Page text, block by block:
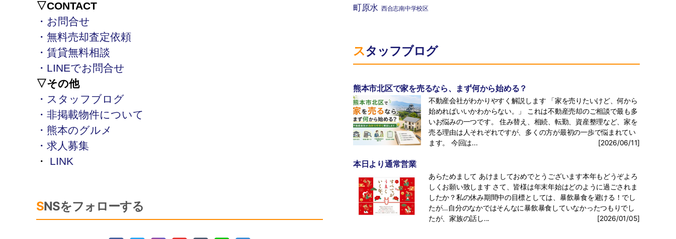
▽CONTACT
・お問合せ
・無料売却査定依頼
・賃貸無料相談
・LINEでお問合せ
▽その他
・スタッフブログ
・非掲載物件について
・熊本のグルメ
・求人募集
・ LINK
SNSをフォローする
町原水 西合志南中学校区
スタッフブログ
熊本市北区で家を売るなら、まず何から始める？
不動産会社がわかりやすく解説します 「家を売りたいけど、何から
始めればいいかわからない。」 これは不動産売却のご相談で最も多
いお悩みの一つです。 住み替え、相続、転勤、資産整理など、家を
売る理由は人それぞれですが、多くの方が最初の一歩で悩まれてい
ます。 今回は...
[2026/06/11]
本日より通常営業
あらためまして あけましておめでとうございます本年もどうぞよろ
しくお願い致します さて、皆様は年末年始はどのように過ごされま
したか？私の休み期間中の目標としては、暴飲暴食を避ける！でし
たが…自分のなかではそんなに暴飲暴食していなかったつもりでし
たが、家族の話し...
[2026/01/05]